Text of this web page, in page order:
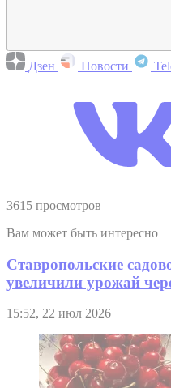
Дзен Новости
3615 просмотров
Вам может быть интересно
Ставропольские
увеличили урожай
15:52, 22 июл 2026